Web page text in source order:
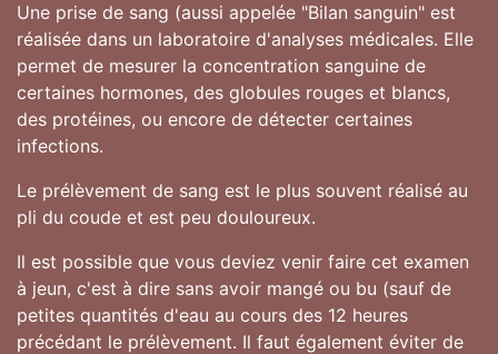
Une prise de sang (aussi appelée "Bilan sanguin" est
réalisée dans un laboratoire d'analyses médicales. Elle
permet de mesurer la concentration sanguine de
certaines hormones, des globules rouges et blancs,
des protéines, ou encore de détecter certaines
infections.
Le prélèvement de sang est le plus souvent réalisé au
pli du coude et est peu douloureux.
Il est possible que vous deviez venir faire cet examen
à jeun, c'est à dire sans avoir mangé ou bu (sauf de
petites quantités d'eau au cours des 12 heures
précédant le prélèvement. Il faut également éviter de